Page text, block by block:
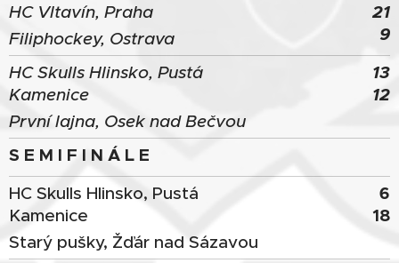
HC Vltavín, Praha
Filiphockey, Ostrava
21
9
HC Skulls Hlinsko, Pustá
Kamenice
První lajna, Osek nad Bečvou
13
12
S E M I F I N Á L E
HC Skulls Hlinsko, Pustá
Kamenice
Starý pušky, Žďár nad Sázavou
6
18